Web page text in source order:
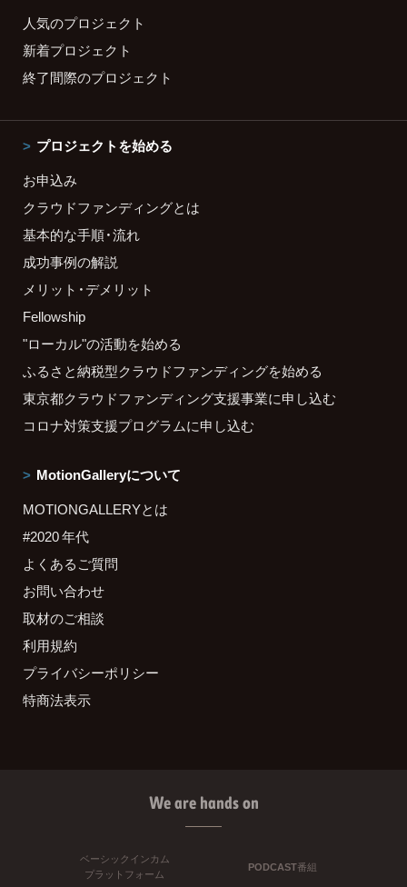
人気のプロジェクト
新着プロジェクト
終了間際のプロジェクト
プロジェクトを始める
お申込み
クラウドファンディングとは
基本的な手順・流れ
成功事例の解説
メリット・デメリット
Fellowship
"ローカル"の活動を始める
ふるさと納税型クラウドファンディングを始める
東京都クラウドファンディング支援事業に申し込む
コロナ対策支援プログラムに申し込む
MotionGalleryについて
MOTIONGALLERYとは
#2020 年代
よくあるご質問
お問い合わせ
取材のご相談
利用規約
プライバシーポリシー
特商法表示
We are hands on
ベーシックインカム
プラットフォーム
PODCAST番組